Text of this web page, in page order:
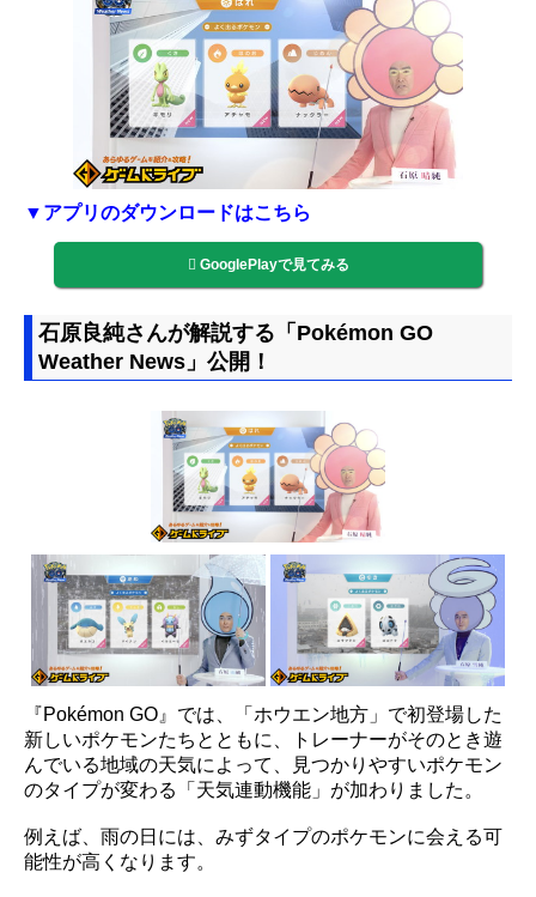
▼アプリのダウンロードはこちら
GooglePlayで見てみる
石原良純さんが解説する「Pokémon GO
Weather News」公開！
『Pokémon GO』では、「ホウエン地方」で初登場した
新しいポケモンたちとともに、トレーナーがそのとき遊
んでいる地域の天気によって、見つかりやすいポケモン
のタイプが変わる「天気連動機能」が加わりました。
例えば、雨の日には、みずタイプのポケモンに会える可
能性が高くなります。